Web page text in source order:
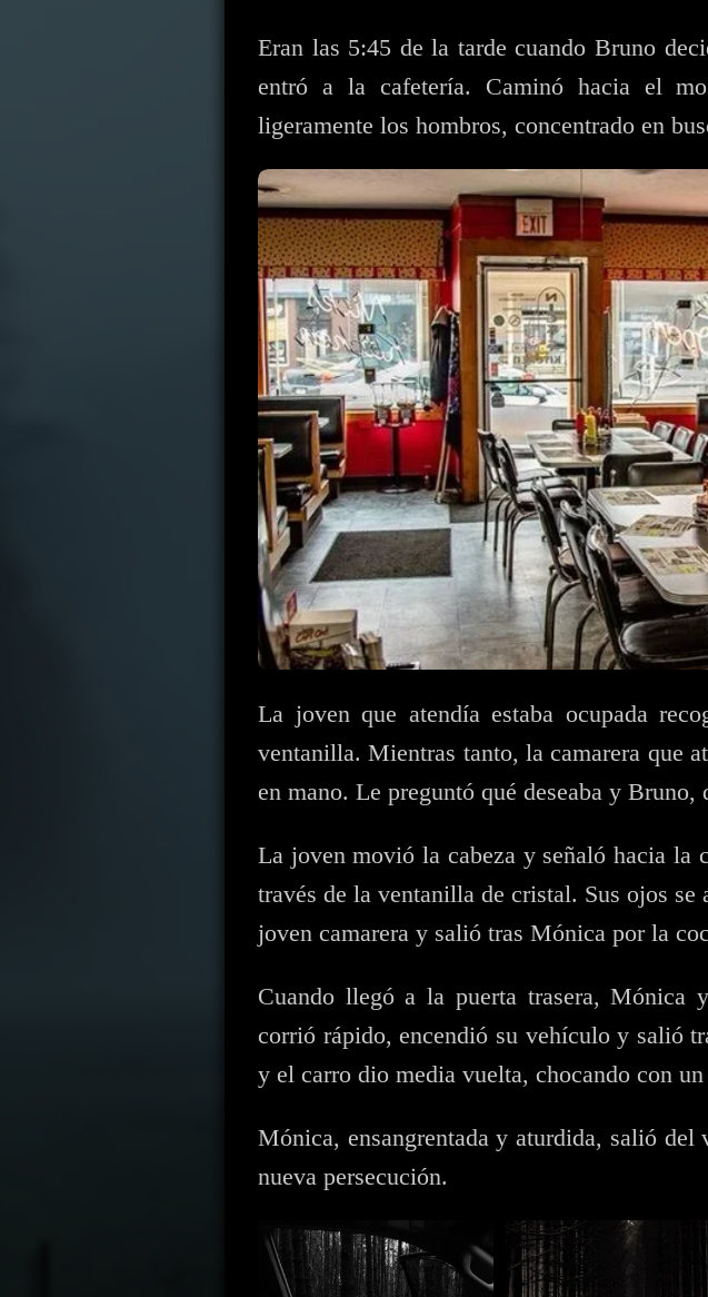
Eran las 5:45 de la tarde cuando Bruno
entró a la cafetería. Caminó hacia el
ligeramente los hombros, concentrado en
La joven que atendía estaba ocupada
ventanilla. Mientras tanto, la camarera que
en mano. Le preguntó qué deseaba y
La joven movió la cabeza y señaló hacia la
través de la ventanilla de cristal. Sus ojos
joven camarera y salió tras Mónica por la
Cuando llegó a la puerta trasera, Mónica
corrió rápido, encendió su vehículo y salió
y el carro dio media vuelta, chocando con
Mónica, ensangrentada y aturdida, salió
nueva persecución.